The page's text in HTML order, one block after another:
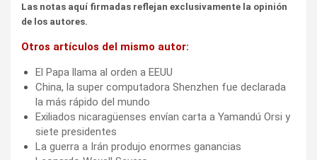
Las notas aquí firmadas reflejan exclusivamente la opinión
de los autores.
Otros artículos del mismo autor:
El Papa llama al orden a EEUU
China, la super computadora Shenzhen fue declarada
la más rápido del mundo
Exiliados nicaragüenses envían carta a Yamandú Orsi y
siete presidentes
La guerra a Irán produjo enormes ganancias